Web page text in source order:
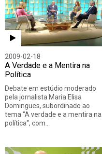
2009-02-18
A Verdade e a Mentira na
Política
Debate em estúdio moderado
pela jornalista Maria Elisa
Domingues, subordinado ao
tema "A verdade e a mentira na
política", com…